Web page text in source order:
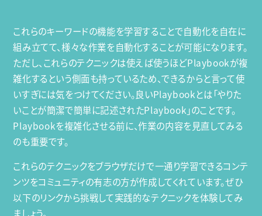
これらのキーワードの機能を学習することで自動化を自在に
組み立てて、様々な作業を自動化することが可能になります。
ただし、これらのテクニックは使えば使うほどPlaybookが複
雑化するという側面も持っているため、できるからと言って使
いすぎには気をつけてください。良いPlaybookとは「やりた
いことが簡潔で簡単に記述されたPlaybook」のことです。
Playbookを複雑化させる前に、作業の内容を見直してみる
のも重要です。
これらのテクニックをブラウザだけで一通り学習できるコンテ
ンツをコミュニティの有志の方が作成してくれています。ぜひ
以下のリンクから挑戦して実践的なテクニックを体験してみ